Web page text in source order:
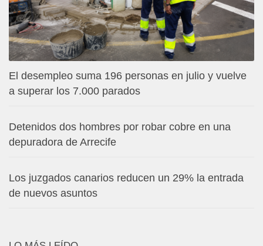
El desempleo suma 196 personas en julio y vuelve
a superar los 7.000 parados
Detenidos dos hombres por robar cobre en una
depuradora de Arrecife
Los juzgados canarios reducen un 29% la entrada
de nuevos asuntos